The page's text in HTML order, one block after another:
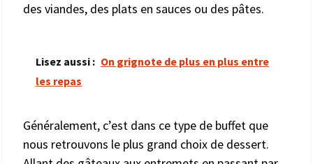
des viandes, des plats en sauces ou des pâtes.
Lisez aussi : On grignote de plus en plus entre
les repas
Généralement, c’est dans ce type de buffet que
nous retrouvons le plus grand choix de dessert.